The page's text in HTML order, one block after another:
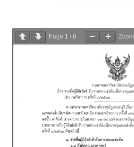
Page 1 / 6 Zoom